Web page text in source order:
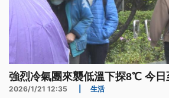
強烈冷氣團來襲低溫下探8℃ 今日
2026/1/21 12:35 生活